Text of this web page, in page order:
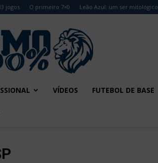
jogos O primeiro 7×0 Leão Azul: um ser mitológico
Remo
VÍDEOS FUTEBOL DE BASE